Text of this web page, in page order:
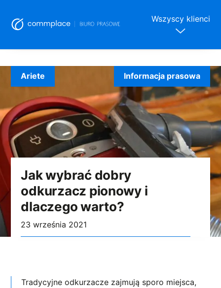
to
content
Wszyscy klienci
Jak wybrać dobry
odkurzacz pionowy i
dlaczego warto?
23 września 2021
Ariete Informacja prasowa
Tradycyjne odkurzacze zajmują sporo miejsca,